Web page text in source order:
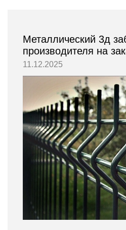
Металлический 3д
производителя на
11.12.2025